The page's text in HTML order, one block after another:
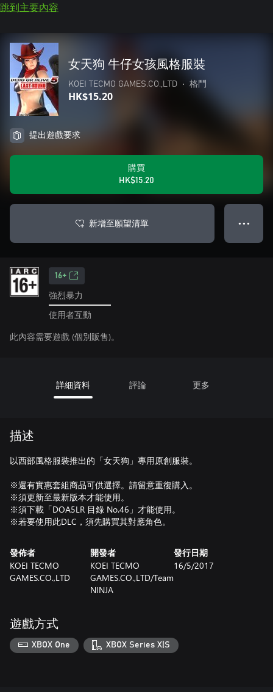
跳到主要內容
女天狗 牛仔女孩風格服裝
KOEI TECMO GAMES.CO.,LTD • 格鬥
HK$15.20
提出遊戲要求
購買
HK$15.20
新增至願望清單 ● ● ●
16+
強烈暴力
使用者互動
此內容需要遊戲 (個別販售)。
詳細資料 評論 更多
描述
以西部風格服裝推出的「女天狗」專用原創服裝。
※還有實惠套組商品可供選擇。請留意重復購入。
※須更新至最新版本才能使用。
※須下載「DOA5LR 目錄 No.46」才能使用。
※若要使用此DLC，須先購買其對應角色。
發佈者
KOEI TECMO
GAMES.CO.,LTD
開發者
KOEI TECMO
GAMES.CO.,LTD/Team
NINJA
發行日期
16/5/2017
遊戲方式
XBOX One XBOX Series X|S